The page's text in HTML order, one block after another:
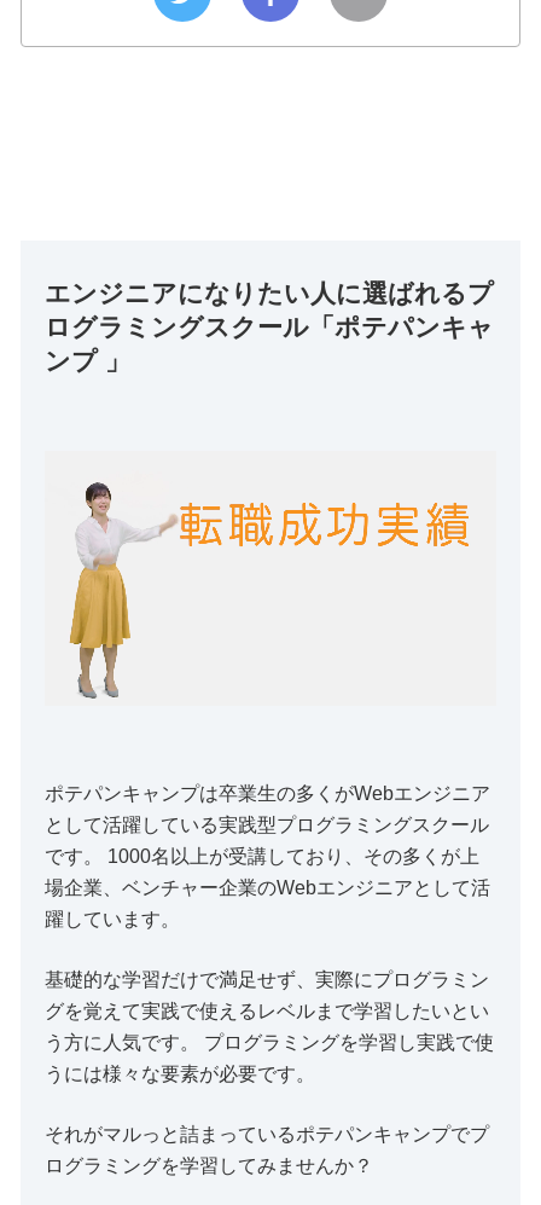
エンジニアになりたい人に選ばれるプ
ログラミングスクール「ポテパンキャ
ンプ 」
ポテパンキャンプは卒業生の多くがWebエンジニア
として活躍している実践型プログラミングスクール
です。 1000名以上が受講しており、その多くが上
場企業、ベンチャー企業のWebエンジニアとして活
躍しています。
基礎的な学習だけで満足せず、実際にプログラミン
グを覚えて実践で使えるレベルまで学習したいとい
う方に人気です。 プログラミングを学習し実践で使
うには様々な要素が必要です。
それがマルっと詰まっているポテパンキャンプでプ
ログラミングを学習してみませんか？